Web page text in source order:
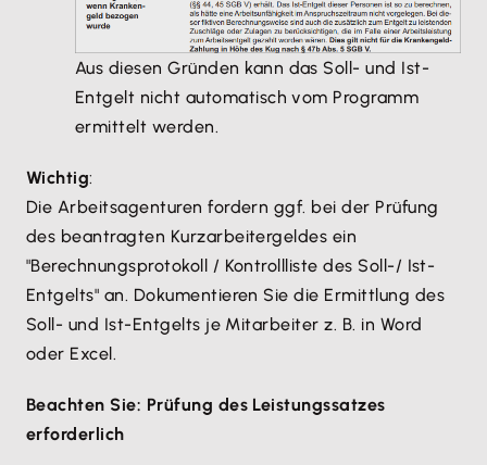
Aus diesen Gründen kann das Soll- und Ist-
Entgelt nicht automatisch vom Programm
ermittelt werden.
Wichtig:
Die Arbeitsagenturen fordern ggf. bei der Prüfung
des beantragten Kurzarbeitergeldes ein
"Berechnungsprotokoll / Kontrollliste des Soll-/ Ist-
Entgelts" an. Dokumentieren Sie die Ermittlung des
Soll- und Ist-Entgelts je Mitarbeiter z. B. in Word
oder Excel.
Beachten Sie: Prüfung des Leistungssatzes
erforderlich